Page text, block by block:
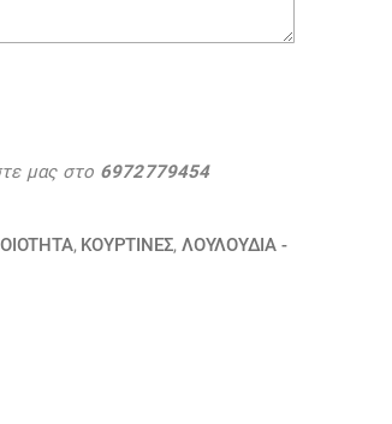
μας στο 6972779454
, ΚΟΥΡΤΊΝΕΣ, ΛΟΥΛΟΎΔΙΑ -